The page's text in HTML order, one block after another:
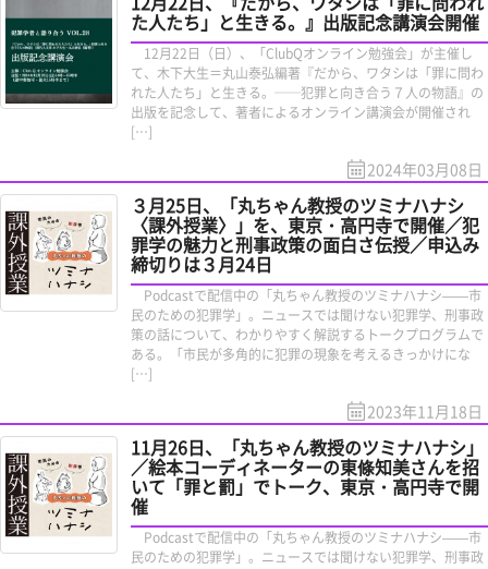
た人たち」と生きる。』出版記念講演会開催
12月22日（日）、「ClubQオンライン勉強会」が主催し
て、木下大生＝丸山泰弘編著『だから、ワタシは「罪に問わ
れた人たち」と生きる。──犯罪と向き合う７人の物語』の
出版を記念して、著者によるオンライン講演会が開催され
[…]
2024年03月08日
３月25日、「丸ちゃん教授のツミナハナシ
〈課外授業〉」を、東京・高円寺で開催／犯
罪学の魅力と刑事政策の面白さ伝授／申込み
締切りは３月24日
Podcastで配信中の「丸ちゃん教授のツミナハナシ——市
民のための犯罪学」。ニュースでは聞けない犯罪学、刑事政
策の話について、わかりやすく解説するトークプログラムで
ある。「市民が多角的に犯罪の現象を考えるきっかけにな
[…]
2023年11月18日
11月26日、「丸ちゃん教授のツミナハナシ」
／絵本コーディネーターの東條知美さんを招
いて「罪と罰」でトーク、東京・高円寺で開
催
Podcastで配信中の「丸ちゃん教授のツミナハナシ——市
民のための犯罪学」。ニュースでは聞けない犯罪学、刑事政